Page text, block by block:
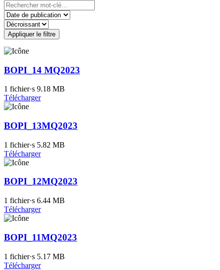
Appliquer le filtre
BOPI_14 MQ2023
1 fichier·s 9.18 MB
Télécharger
BOPI_13MQ2023
1 fichier·s 5.82 MB
Télécharger
BOPI_12MQ2023
1 fichier·s 6.44 MB
Télécharger
BOPI_11MQ2023
1 fichier·s 5.17 MB
Télécharger